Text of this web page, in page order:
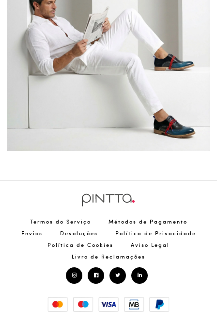
Termos do Serviço
Métodos de Pagamento
Envios
Devoluções
Política de Privacidade
Política de Cookies
Aviso Legal
Livro de Reclamações